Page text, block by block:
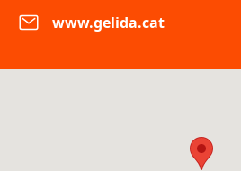
www.gelida.cat